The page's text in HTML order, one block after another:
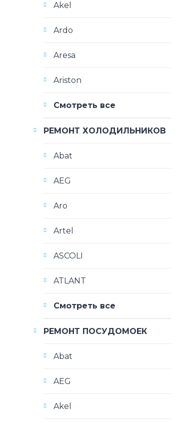
Akel
Ardo
Aresa
Ariston
Смотреть все
РЕМОНТ ХОЛОДИЛЬНИКОВ
Abat
AEG
Aro
Artel
ASCOLI
ATLANT
Смотреть все
РЕМОНТ ПОСУДОМОЕК
Abat
AEG
Akel